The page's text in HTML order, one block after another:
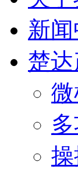
新
楚